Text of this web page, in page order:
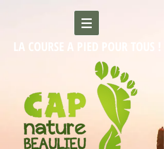
LA COURSE A PIED POUR TOUS !